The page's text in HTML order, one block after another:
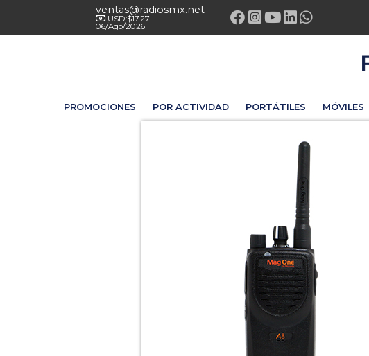
ventas@radiosmx.net
USD:$17.27
06/Ago/2026
PROMOCIONES POR ACTIVIDAD PORTÁTILES MÓVILES